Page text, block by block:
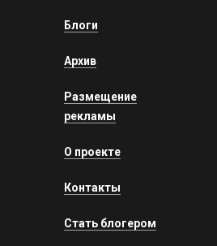
Блоги
Архив
Размещение
рекламы
О проекте
Контакты
Стать блогером